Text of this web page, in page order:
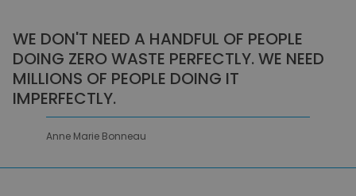
WE DON'T NEED A HANDFUL OF PEOPLE
DOING ZERO WASTE PERFECTLY. WE NEED
MILLIONS OF PEOPLE DOING IT
IMPERFECTLY.
Anne Marie Bonneau